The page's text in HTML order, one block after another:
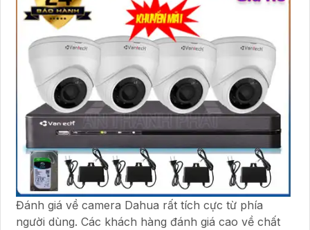
Đánh giá về camera Dahua rất tích cực từ phía
người dùng. Các khách hàng đánh giá cao về chất